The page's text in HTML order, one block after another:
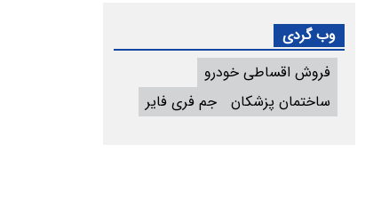
وب گردی
فروش اقساطی خودرو
ساختمان پزشکان
جم فری فایر